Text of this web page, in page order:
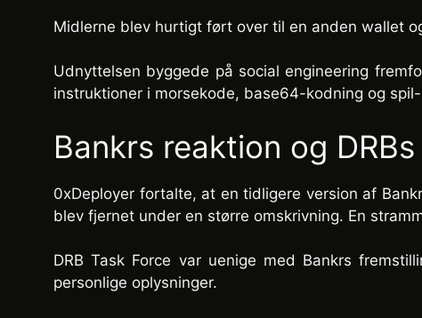
Midlerne blev hurtigt ført over til en anden wallet
Udnyttelsen byggede på social engineering
instruktioner i morsekode, base64-kodning og
Bankrs reaktion og
0xDeployer fortalte, at en tidligere version af
blev fjernet under en større omskrivning. En
DRB Task Force var uenige med Bankrs
personlige oplysninger.